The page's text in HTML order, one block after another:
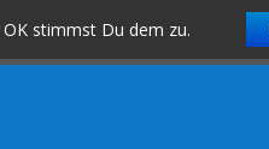
stimmst Du dem zu.